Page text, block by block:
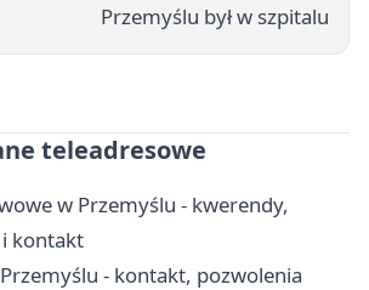
Przemyślu był w szpitalu
teleadresowe
w Przemyślu - kwerendy,
kontakt
- kontakt, pozwolenia